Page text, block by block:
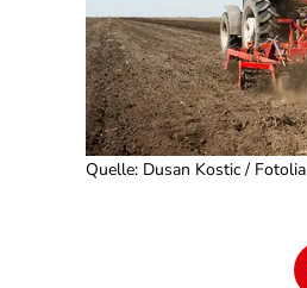
Quelle: Dusan Kostic / Fotolia